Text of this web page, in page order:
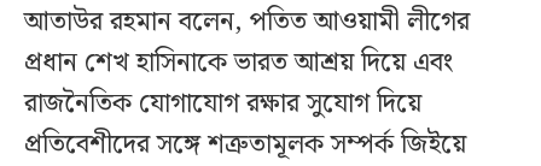
আতাউর রহমান বলেন, পতিত আওয়ামী লীগের
প্রধান শেখ হাসিনাকে ভারত আশ্রয় দিয়ে এবং
রাজনৈতিক যোগাযোগ রক্ষার সুযোগ দিয়ে
প্রতিবেশীদের সঙ্গে শত্রুতামূলক সম্পর্ক জিইয়ে